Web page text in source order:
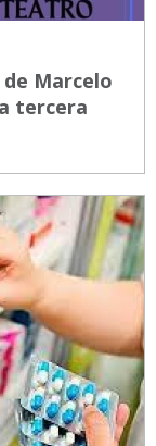
Marcelo
tercera